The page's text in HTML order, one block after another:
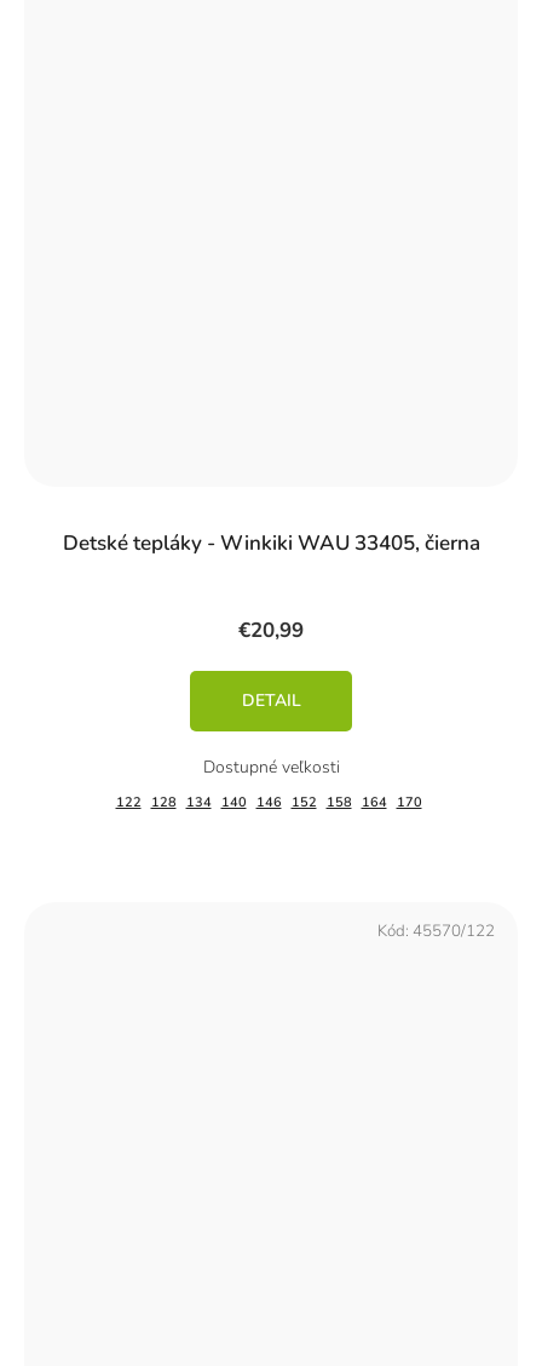
Detské tepláky - Winkiki WAU 33405, čierna
€20,99
DETAIL
122 128 134 140 146 152 158 164 170
Kód: 45570/122